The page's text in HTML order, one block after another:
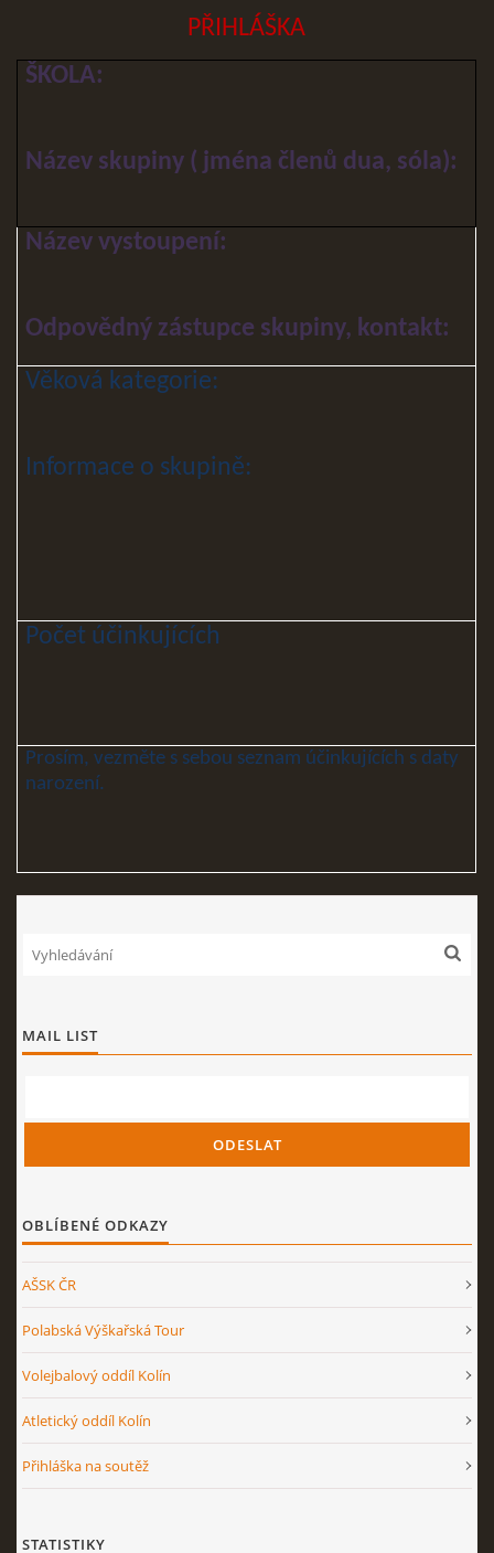
PŘIHLÁŠKA
ŠKOLA:
Název skupiny ( jména členů dua, sóla):
Název vystoupení:
Odpovědný zástupce skupiny, kontakt:
Věková kategorie:
Informace o skupině:
Počet účinkujících
Prosím, vezměte s sebou seznam účinkujících s daty
narození.
MAIL LIST
OBLÍBENÉ ODKAZY
AŠSK ČR
Polabská Výškařská Tour
Volejbalový oddíl Kolín
Atletický oddíl Kolín
Přihláška na soutěž
STATISTIKY